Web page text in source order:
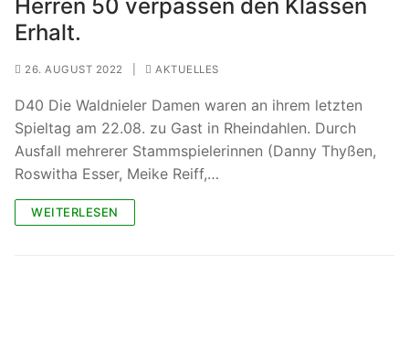
Herren 50 verpassen den Klassen
Erhalt.
26. AUGUST 2022 AKTUELLES
D40 Die Waldnieler Damen waren an ihrem letzten
Spieltag am 22.08. zu Gast in Rheindahlen. Durch
Ausfall mehrerer Stammspielerinnen (Danny Thyßen,
Roswitha Esser, Meike Reiff,…
WEITERLESEN